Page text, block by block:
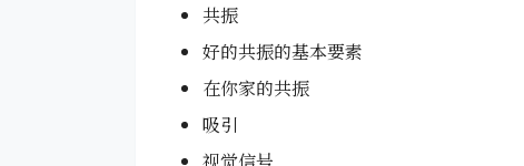
共振
好的共振的基本要素
在你家的共振
吸引
视觉信号